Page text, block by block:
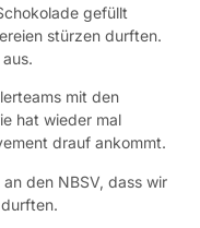
gefüllt
stürzen durften.
mit den
hat wieder mal
drauf ankommt.
den NBSV, dass wir